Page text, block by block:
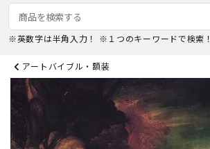
※英数字は半角入力！ ※１つのキーワードで検索！
アートバイブル・額装